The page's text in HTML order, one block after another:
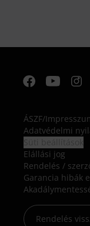
ÁSZF/
Adatvédelmi
Elállási jog
Rendelés /
Garancia hibák
Rendelés